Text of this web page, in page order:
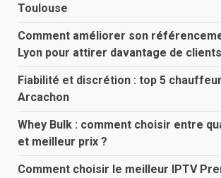
Toulouse
Comment améliorer son
Lyon pour attirer davantage de
Fiabilité et discrétion : top 5
Arcachon
Whey Bulk : comment choisir entre
et meilleur prix ?
Comment choisir le meilleur IPTV